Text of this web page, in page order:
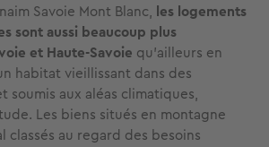
Savoie Mont Blanc, les logements
sont aussi beaucoup plus
et Haute-Savoie qu’ailleurs en
habitat vieillissant dans des
aux aléas climatiques,
Les biens situés en montagne
classés au regard des besoins